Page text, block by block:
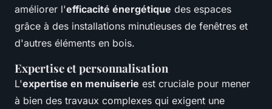
améliorer l'efficacité énergétique des espaces
grâce à des installations minutieuses de fenêtres et
d'autres éléments en bois.
Expertise et personnalisation
L'expertise en menuiserie est cruciale pour mener
à bien des travaux complexes qui exigent une